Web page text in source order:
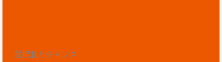
選択肢とチャンス